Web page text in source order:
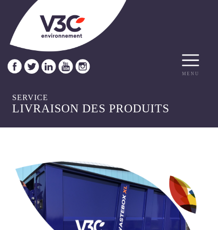
MENU
QUI SOMMES NOUS ?
NOS PRODUITS
WASTEBOX
WASTEAIR
WASTEBIO
WASTEBIN
WASTEOIL
WASTECAP
WASTEDMS
WASTEQUIP
SERVICE
LIVRAISON DES PRODUITS